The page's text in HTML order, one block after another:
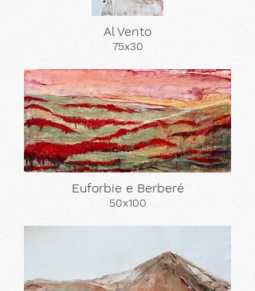
Al Vento
75x30
Euforbie e Berberé
50x100